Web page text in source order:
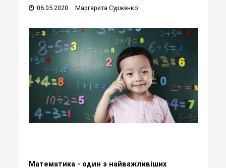
06.05.2020 Маргарита Сурженко
Математика - один з найважливіших